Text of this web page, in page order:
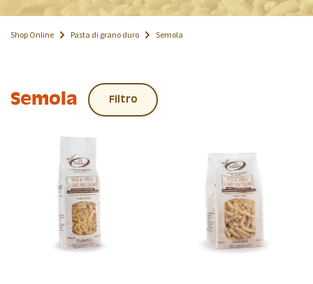
Shop Online Pasta di grano duro Semola
Semola Filtro